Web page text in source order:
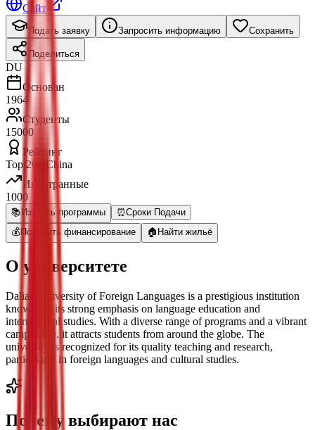
Сайт
Подать заявку Запросить информацию Сохранить
Поделиться
DU
Основан
1964
Студенты
15000
Рейтинг
Top 200 China
Иностранные
1000
📚 Изучить программы ⏰Сроки Подачи
💰 Получить финансирование 🏠 Найти жильё
О университете
Dalian University of Foreign Languages is a prestigious institution
known for its strong emphasis on language education and
international studies. With a diverse range of programs and a vibrant
campus life, it attracts students from around the globe. The
university is recognized for its quality teaching and research,
particularly in foreign languages and cultural studies.
Почему выбирают нас